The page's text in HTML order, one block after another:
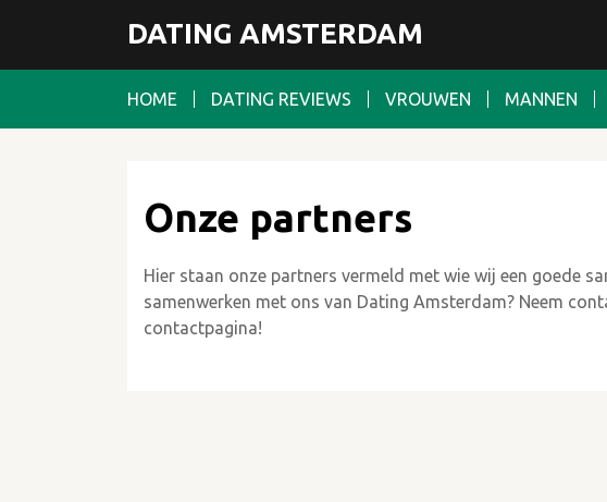
DATING AMSTERDAM
HOME DATING REVIEWS VROUWEN MANNEN
Onze partners
Hier staan onze partners vermeld met wie wij een goede
samenwerken met ons van Dating Amsterdam? Neem
contactpagina!